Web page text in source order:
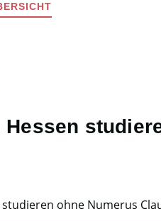
Hessen
ohne Numerus